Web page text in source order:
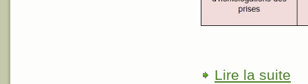
Lire la suite